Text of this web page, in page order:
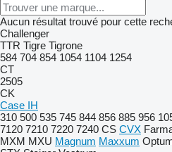
Aucun résultat trouvé pour cette
Challenger
TTR Tigre Tigrone
584 704 854 1054 1104 1254
CT
2505
CK
Case IH
310 500 535 745 844 856 885 956
7120 7210 7220 7240 CS CVX
MXM MXU Magnum Maxxum